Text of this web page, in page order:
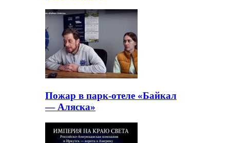
Пожар в парк-отеле «Байкал
— Аляска»